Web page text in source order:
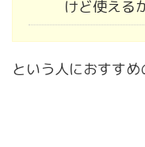
けど使える
という人におすすめ